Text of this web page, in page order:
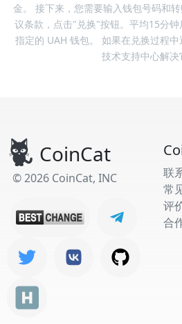
金。 接下来，您需要输入钱包号码和
议条款，点击"兑换"按钮。平均15分
指定的 UAH 钱包。 如果在兑换过程
技术支持中心解决
CoinCat
© 2026 CoinCat, INC
联
常
评
合